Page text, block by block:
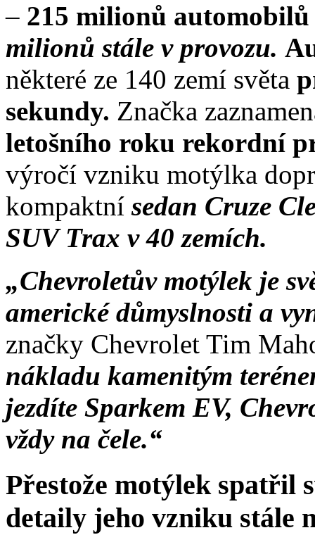
– 215 milionů
milionů stále v provozu.
některé ze 140 zemí světa
sekundy. Značka
letošního roku rekordní
výročí vzniku motýlka
kompaktnísedan Cruze
SUV Trax v 40 zemích.
„Chevroletův motýlek je
americké důmyslnosti a
značky Chevrolet Tim
nákladu kamenitým
jezdíte Sparkem EV,
vždy na čele.“
Přestože motýlek spatřil
detaily jeho vzniku stále